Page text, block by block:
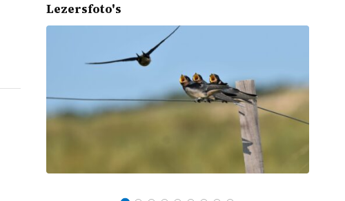
Lezersfoto's